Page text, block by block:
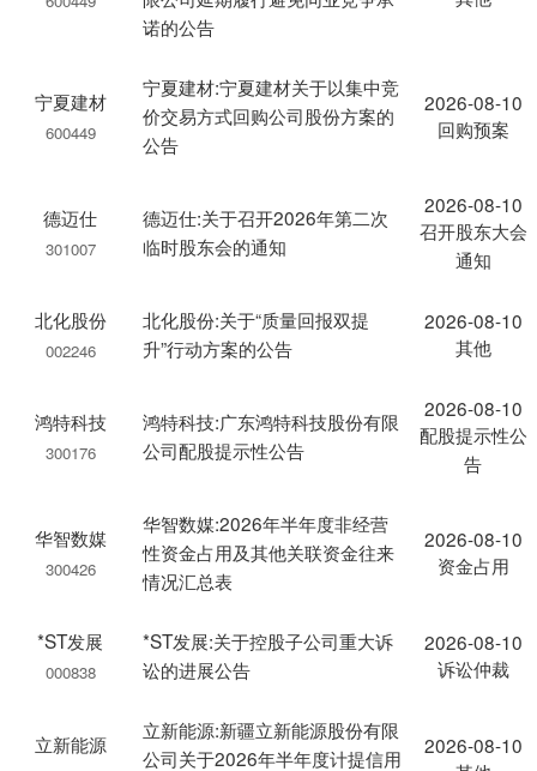
诺的公告
宁夏建材
600449
宁夏建材:宁夏建材关于以集中竞
价交易方式回购公司股份方案的
公告
2026-08-10
回购预案
德迈仕
301007
德迈仕:关于召开2026年第二次
临时股东会的通知
2026-08-10
召开股东大会
通知
北化股份
002246
北化股份:关于“质量回报双提
升”行动方案的公告
2026-08-10
其他
鸿特科技
300176
鸿特科技:广东鸿特科技股份有限
公司配股提示性公告
2026-08-10
配股提示性公
告
华智数媒
300426
华智数媒:2026年半年度非经营
性资金占用及其他关联资金往来
情况汇总表
2026-08-10
资金占用
*ST发展
000838
*ST发展:关于控股子公司重大诉
讼的进展公告
2026-08-10
诉讼仲裁
立新能源
立新能源:新疆立新能源股份有限
公司关于2026年半年度计提信用
2026-08-10